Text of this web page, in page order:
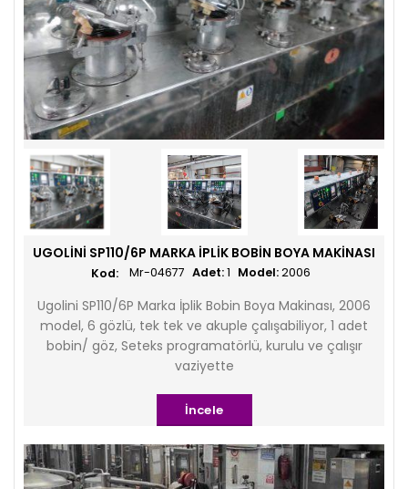
UGOLINI SP110/6P MARKA İPLIK BOBIN BOYA MAKINASI
Adet:1 Model:2006
Mr-04677
Ugolini SP110/6P Marka İplik Bobin Boya Makinası, 2006
model, 6 gözlü, tek tek ve akuple çalışabiliyor, 1 adet
bobin/ göz, Seteks programatörlü, kurulu ve çalışır
vaziyette
İncele